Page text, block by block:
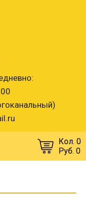
Кол. 0
Руб. 0